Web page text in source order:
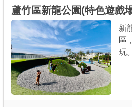
蘆竹區新龍公園(特色遊戲
新
區
玩